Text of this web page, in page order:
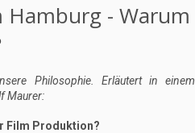
Hamburg - Warum
Philosophie. Erläutert in einem
Maurer:
Film Produktion?